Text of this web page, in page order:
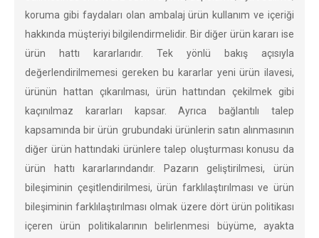
koruma gibi faydaları olan ambalaj ürün kullanım ve içeriği
hakkında müşteriyi bilgilendirmelidir. Bir diğer ürün kararı ise
ürün hattı kararlarıdır. Tek yönlü bakış açısıyla
değerlendirilmemesi gereken bu kararlar yeni ürün ilavesi,
ürünün hattan çıkarılması, ürün hattından çekilmek gibi
kaçınılmaz kararları kapsar. Ayrıca bağlantılı talep
kapsamında bir ürün grubundaki ürünlerin satın alınmasının
diğer ürün hattındaki ürünlere talep oluşturması konusu da
ürün hattı kararlarındandır. Pazarın geliştirilmesi, ürün
bileşiminin çeşitlendirilmesi, ürün farklılaştırılması ve ürün
bileşiminin farklılaştırılması olmak üzere dört ürün politikası
içeren ürün politikalarının belirlenmesi büyüme, ayakta